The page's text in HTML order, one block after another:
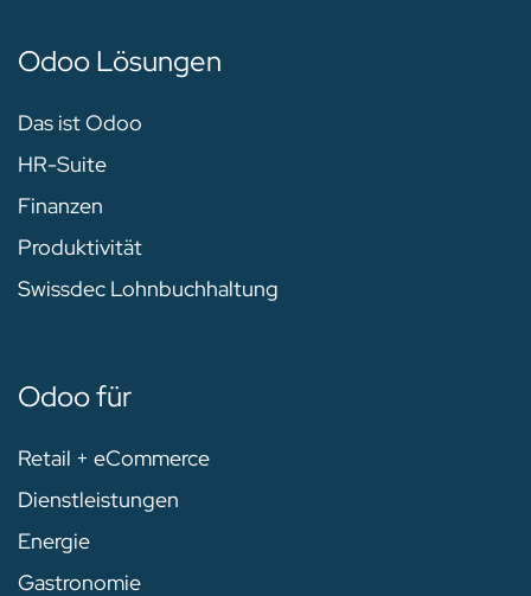
Odoo Lösungen
Das ist Odoo
HR-Suite
Finanzen
Produktivität
Swissdec Lohnbuchhaltung
Odoo für
Retail + eCommerce
Dienstleistungen
Energie
Gastronomie